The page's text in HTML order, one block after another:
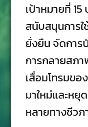
เป้าหมายที่
สนับสนุนการ
ยั่งยืน จัดการ
การกลายสภา
เสื่อมโทรมข
มาใหม่และห
หลายทางชีว